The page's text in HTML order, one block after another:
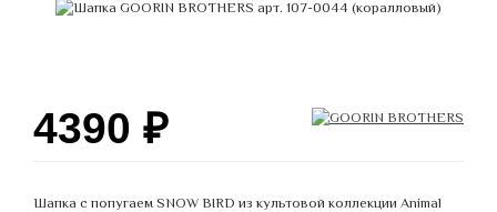
4390 ₽
Шапка с попугаем SNOW BIRD из культовой коллекции Animal